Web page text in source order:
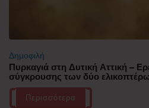
Δημοφιλή
Πυρκαγιά στη Δυτική Αττική –
σύγκρουσης των δύο
Περισσότερα